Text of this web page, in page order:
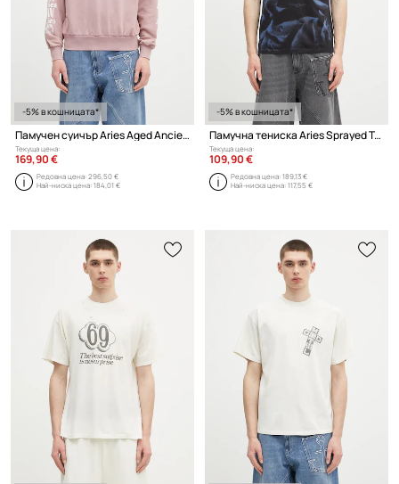
-5% в кошницата*
Памучен суичър Aries Aged Ancient Column Sweat
Текуща цена:
169,90 €
Редовна цена:296,50 €
Най-ниска цена:184,01 €
-5% в кошницата*
Памучна тениска Aries Sprayed Trash Cherries SS Tee
Текуща цена:
109,90 €
Редовна цена:189,13 €
Най-ниска цена:117,55 €